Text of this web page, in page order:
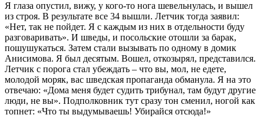
Я глаза опустил, вижу, у кого-то нога шевельнулась, и вышел
из строя. В результате все 34 вышли. Летчик тогда заявил:
«Нет, так не пойдет. Я с каждым из них в отдельности буду
разговаривать». И шведы, и посольские отошли за барак,
пошушукаться. Затем стали вызывать по одному в домик
Анисимова. Я был десятым. Вошел, откозырял, представился.
Летчик с порога стал убеждать – что вы, мол, не едете,
молодой моряк, вас шведская пропаганда обманула. Я на это
отвечаю: «Дома меня будет судить трибунал, там будут другие
люди, не вы». Подполковник тут сразу тон сменил, ногой как
топнет: «Что ты выдумываешь! Убирайся отсюда!»